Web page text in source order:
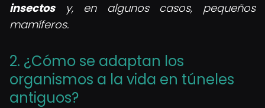
insectosy, en algunos casos, pequeños
mamíferos.
2. ¿Cómo se adaptan los
organismos a la vida en túneles
antiguos?